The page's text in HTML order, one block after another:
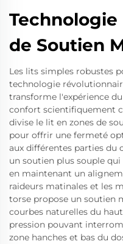
de Soutien
Les lits simples robustes
technologie
transforme l'expérience
confort scientifiquement
divise le lit en zones de
pour offrir une fermeté
aux différentes parties du
un soutien plus souple
en maintenant un
raideurs matinales et les
torse propose un soutien
courbes naturelles du
pression pouvant
zone hanches et bas du